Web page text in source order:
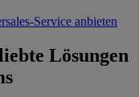
Service anbieten
Lösungen